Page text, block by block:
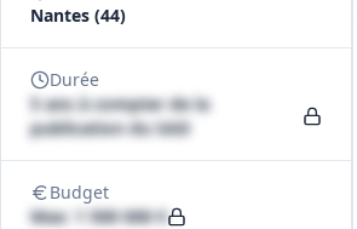
Nantes (44)
Durée
5 ans à compter de la
publication du SAD
Budget
Max: 1 500 000 €